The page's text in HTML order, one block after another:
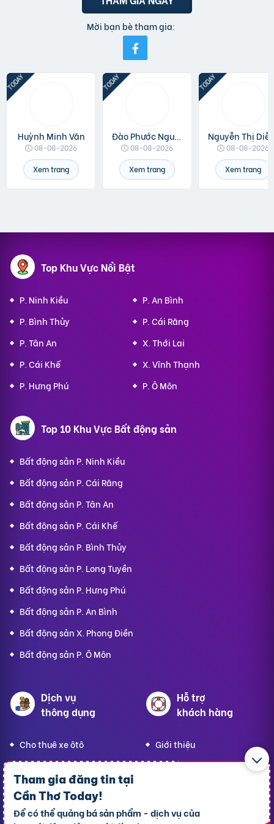
Tham gia đăng tin tại
Cần Thơ Today!
Để có thể quảng bá sản phẩm - dịch vụ của
Mời bạn bè tham gia:
Huỳnh Minh Văn
08-08-2026
Xem trang
Đào Phước Nguyên
08-08-2026
Xem trang
08-08-2026
Xem trang
Top Khu Vực Nổi Bật
P. Ninh Kiều
P. An Bình
P. Bình Thủy
P. Cái Răng
P. Tân An
X. Thới Lai
P. Cái Khế
X. Vĩnh Thạnh
P. Hưng Phú
P. Ô Môn
Top 10 Khu Vực Bất động sản
Bất động sản P. Ninh Kiều
Bất động sản P. Cái Răng
Bất động sản P. Tân An
Bất động sản P. Cái Khế
Bất động sản P. Bình Thủy
Bất động sản P. Long Tuyền
Bất động sản P. Hưng Phú
Bất động sản P. An Bình
Bất động sản X. Phong Điền
Bất động sản P. Ô Môn
Dịch vụ
thông dụng
Cho thuê xe ôtô
Cho thuê phòng trọ
Xe tải chở thuê
Homestay
Hỗ trợ
khách hàng
Giới thiệu
Thông báo
Blog